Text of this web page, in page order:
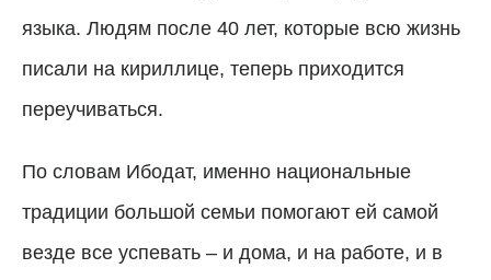
языка. Людям после 40 лет, которые всю жизнь
писали на кириллице, теперь приходится
переучиваться.
По словам Ибодат, именно национальные
традиции большой семьи помогают ей самой
везде все успевать – и дома, и на работе, и в